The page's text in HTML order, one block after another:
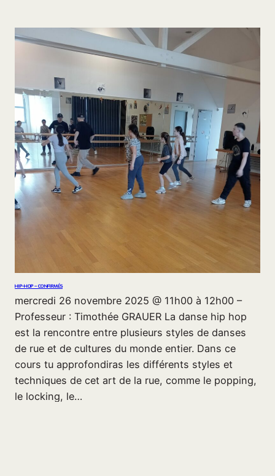
HIP-HOP – CONFIRMÉS
mercredi 26 novembre 2025 @ 11h00 à 12h00 –
Professeur : Timothée GRAUER La danse hip hop
est la rencontre entre plusieurs styles de danses
de rue et de cultures du monde entier. Dans ce
cours tu approfondiras les différents styles et
techniques de cet art de la rue, comme le popping,
le locking, le…